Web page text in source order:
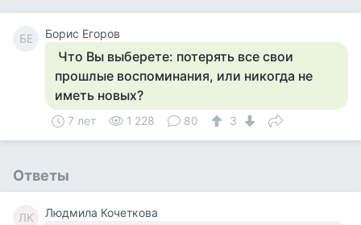
БЕ Борис Егоров
Что Вы выберете: потерять все свои
прошлые воспоминания, или никогда не
иметь новых?
7 лет 1 228 80 3
Ответы
ЛК Людмила Кочеткова